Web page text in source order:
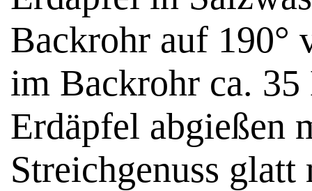
Backrohr auf 190°
im Backrohr ca.
Erdäpfel abgießen
Streichgenuss